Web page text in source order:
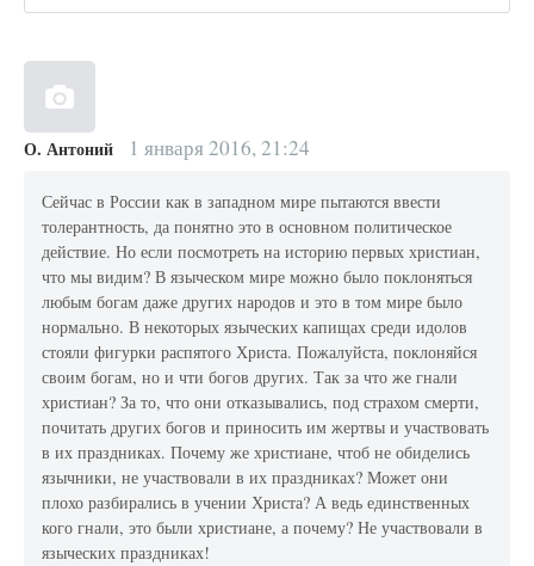
О. Антоний 1 января 2016, 21:24
Сейчас в России как в западном мире пытаются ввести
толерантность, да понятно это в основном политическое
действие. Но если посмотреть на историю первых христиан,
что мы видим? В языческом мире можно было поклоняться
любым богам даже других народов и это в том мире было
нормально. В некоторых языческих капищах среди идолов
стояли фигурки распятого Христа. Пожалуйста, поклоняйся
своим богам, но и чти богов других. Так за что же гнали
христиан? За то, что они отказывались, под страхом смерти,
почитать других богов и приносить им жертвы и участвовать
в их праздниках. Почему же христиане, чтоб не обиделись
язычники, не участвовали в их праздниках? Может они
плохо разбирались в учении Христа? А ведь единственных
кого гнали, это были христиане, а почему? Не участвовали в
языческих праздниках!